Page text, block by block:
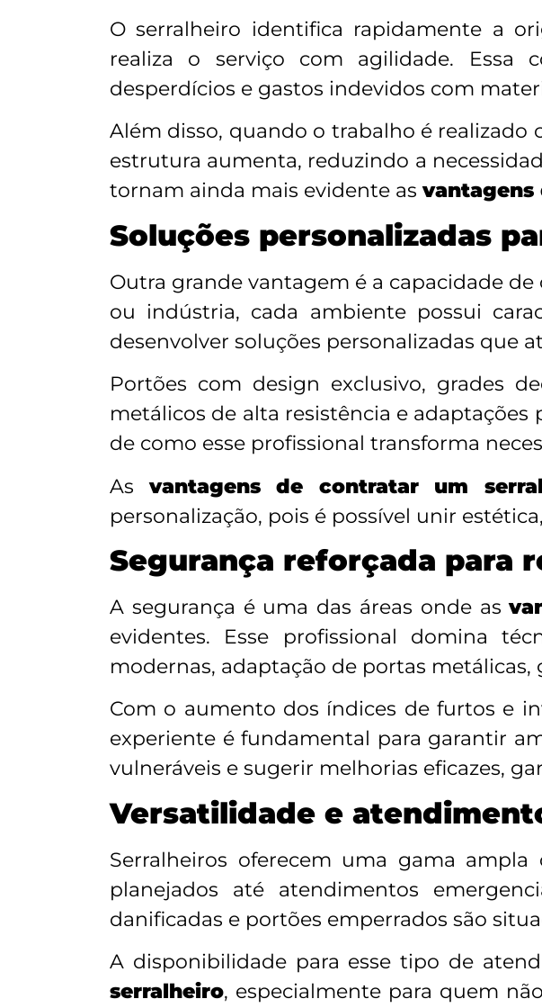
O serralheiro identifica rapidamente a
realiza o serviço com agilidade. Essa
desperdícios e gastos indevidos com
Além disso, quando o trabalho é
estrutura aumenta, reduzindo a
tornam ainda mais evidente asvantagens
Soluções personalizadas
Outra grande vantagem é a capacidade
ou indústria, cada ambiente possui
desenvolver soluções personalizadas que
Portões com design exclusivo, grades
metálicos de alta resistência e
de como esse profissional transforma
Asvantagens de contratar um
personalização, pois é possível unir
Segurança reforçada para
A segurança é uma das áreas onde as
evidentes. Esse profissional domina
modernas, adaptação de portas
Com o aumento dos índices de furtos e
experiente é fundamental para garantir
vulneráveis e sugerir melhorias eficazes,
Versatilidade e
Serralheiros oferecem uma gama
planejados até atendimentos
danificadas e portões emperrados são
A disponibilidade para esse tipo de
serralheiro, especialmente para quem